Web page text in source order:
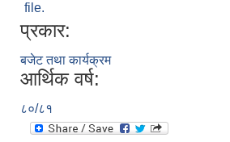
file.
प्रकार:
बजेट तथा कार्यक्रम
आर्थिक वर्ष:
८०/८१